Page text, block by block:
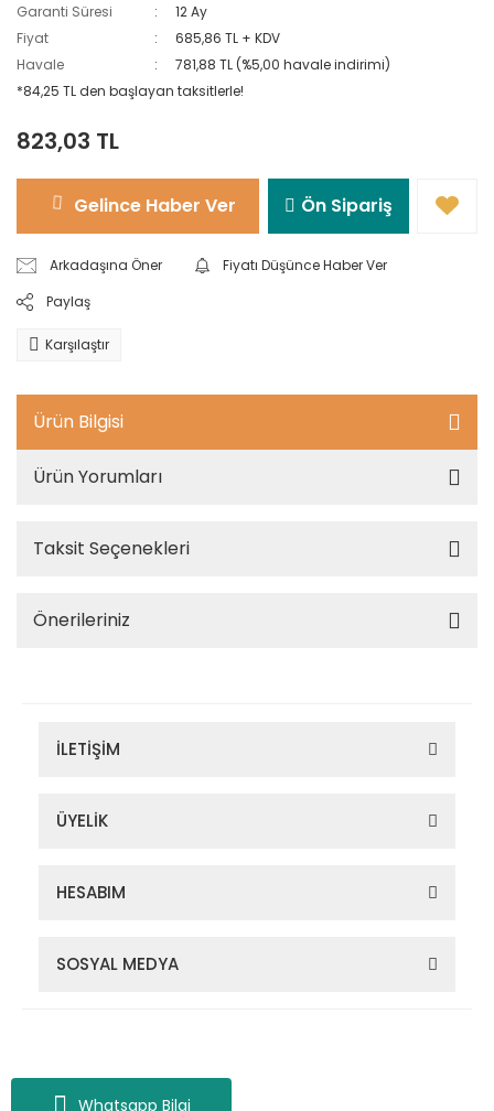
Whatsapp Bilgi
Garanti Süresi
12 Ay
Fiyat
685,86 TL + KDV
Havale
781,88 TL (%5,00 havale indirimi)
*84,25 TL den başlayan taksitlerle!
823,03 TL
Gelince Haber Ver Ön Sipariş
Arkadaşına Öner
Fiyatı Düşünce Haber Ver
Paylaş
Karşılaştır
Ürün Bilgisi
Ürün Yorumları
Taksit Seçenekleri
Önerileriniz
İLETİŞİM
ÜYELİK
HESABIM
SOSYAL MEDYA